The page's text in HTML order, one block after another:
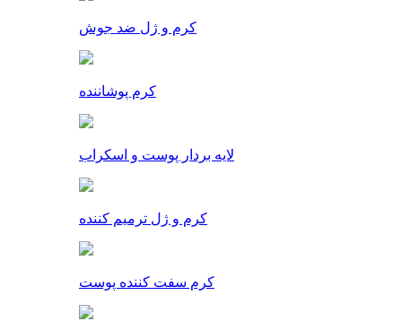
کرم و ژل ضد جوش
کرم پوشاننده
لایه بردار پوست و اسکراب
کرم و ژل ترمیم کننده
کرم سفت کننده پوست